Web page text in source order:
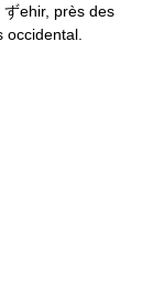
ずehir, près des
occidental.